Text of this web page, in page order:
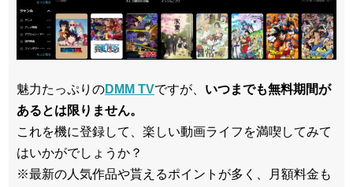
魅力たっぷりのDMM TVですが、 いつまでも無料期間が
あるとは限りません。
これを機に登録して、楽しい動画ライフを満喫してみて
はいかがでしょうか？
※最新の人気作品や貰えるポイントが多く、月額料金も